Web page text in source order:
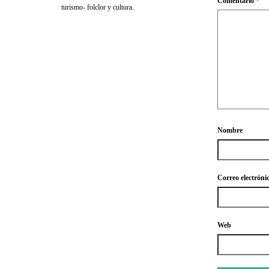
turismo- folclor y cultura.
Nombre
Correo
Web